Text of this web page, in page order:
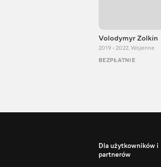
Volodymyr Zolkin
2019 - 2022, Wojenne
BEZPŁATNIE
Dla użytkowników i
partnerów